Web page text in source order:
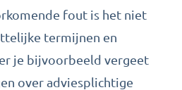
fout is het niet
termijnen en
je bijvoorbeeld vergeet
over adviesplichtige